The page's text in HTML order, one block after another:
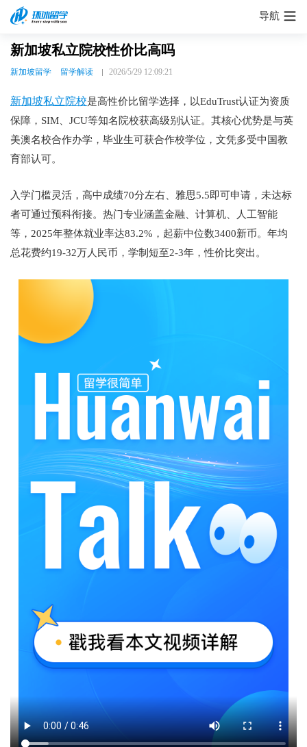
导航
新加坡私立院校性价比高吗
新加坡留学 留学解读 2026/5/29 12:09:21
新加坡私立院校是高性价比留学选择，以EduTrust认证为资质
保障，SIM、JCU等知名院校获高级别认证。其核心优势是与英
美澳名校合作办学，毕业生可获合作校学位，文凭多受中国教
育部认可。
入学门槛灵活，高中成绩70分左右、雅思5.5即可申请，未达标
者可通过预科衔接。热门专业涵盖金融、计算机、人工智能
等，2025年整体就业率达83.2%，起薪中位数3400新币。年均
总花费约19-32万人民币，学制短至2-3年，性价比突出。